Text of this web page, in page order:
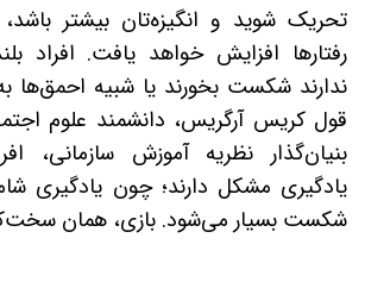
تحریک شوید و انگیزه‌تان بیشتر
رفتارها افزایش خواهد یافت. افراد
ندارند شکست بخورند یا شبیه احمق‌ها
قول کریس آرگریس، دانشمند علوم
بنیان‌گذار نظریه آموزش سازمانی،
یادگیری مشکل دارند؛ چون یادگیری
شکست بسیار می‌شود. بازی، همان